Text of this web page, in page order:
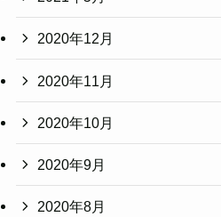
2020年12月
2020年11月
2020年10月
2020年9月
2020年8月